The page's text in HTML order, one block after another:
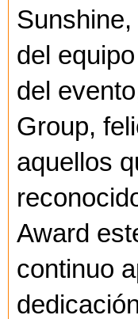
del
del
Group,
aquellos
Award
continuo